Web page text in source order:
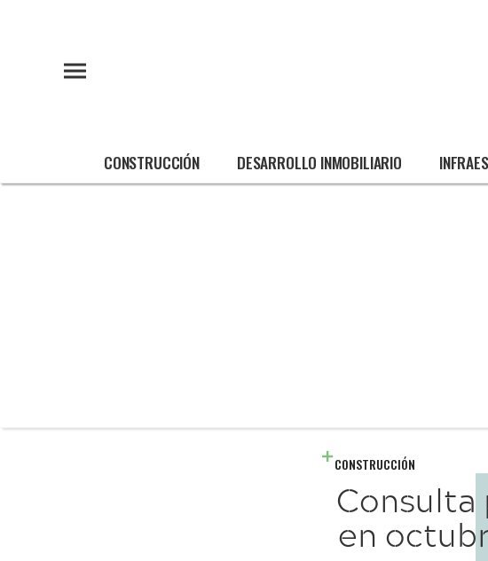
CONSTRUCCIÓN DESARROLLO INMOBILIARIO
CONSTRUCCIÓN
Consulta
en